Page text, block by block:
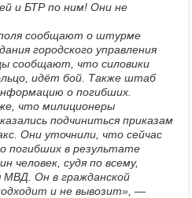
и БТР по ним! Они не
сообщают о штурме
городского управления
сообщают, что силовики
идёт бой. Также штаб
о погибших.
что милиционеры
подчиниться приказам
Они уточнили, что сейчас
погибших в результате
человек, судя по всему,
МВД. Он в гражданской
и не вывозит», —